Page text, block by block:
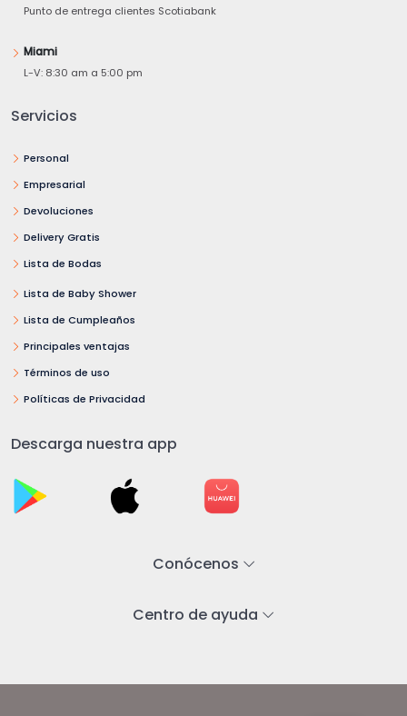
Punto de entrega clientes Scotiabank
Miami
L-V: 8:30 am a 5:00 pm
Servicios
Personal
Empresarial
Devoluciones
Delivery Gratis
Lista de Bodas
Lista de Baby Shower
Lista de Cumpleaños
Principales ventajas
Términos de uso
Políticas de Privacidad
Descarga nuestra app
Conócenos
Centro de ayuda